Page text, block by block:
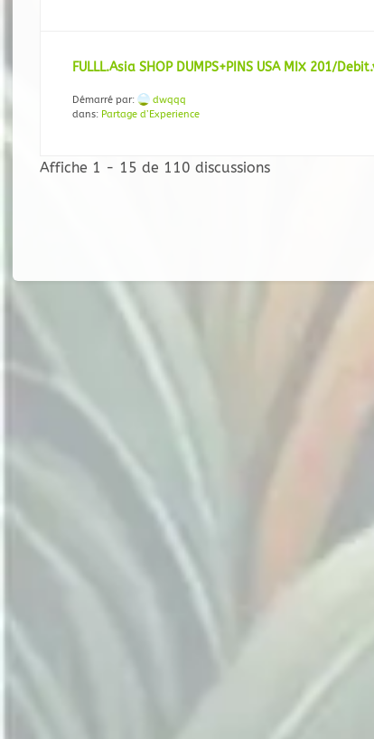
FULLL.Asia SHOP DUMPS+PINS USA MIX 201/
Démarré par:
dwqqq
dans: Partage d’Experience
Affiche 1 - 15 de 110 discussions